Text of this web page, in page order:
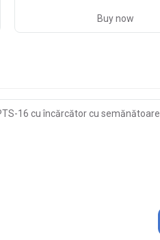
Buy now
16 cu încărcător cu semănătoare